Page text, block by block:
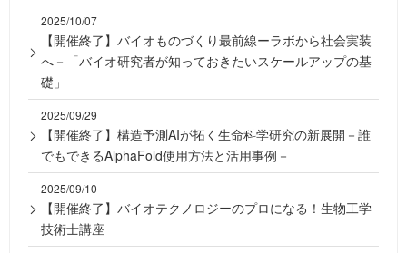
2025/10/07
【開催終了】バイオものづくり最前線ーラボから社会実装
へ－「バイオ研究者が知っておきたいスケールアップの基
礎」
2025/09/29
【開催終了】構造予測AIが拓く生命科学研究の新展開－誰
でもできるAlphaFold使用方法と活用事例－
2025/09/10
【開催終了】バイオテクノロジーのプロになる！生物工学
技術士講座